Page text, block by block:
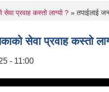
सेवा प्रवाह कस्तो लाग्यो ? » तपाईलाई
सेवा प्रवाह कस्तो
- 11:00